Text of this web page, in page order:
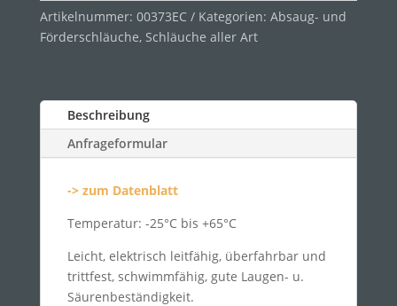
Artikelnummer: 00373EC Kategorien: Absaug- und
Förderschläuche, Schläuche aller Art
Beschreibung
Anfrageformular
-> zum Datenblatt
Temperatur: -25°C bis +65°C
Leicht, elektrisch leitfähig, überfahrbar und
trittfest, schwimmfähig, gute Laugen- u.
Säurenbeständigkeit.